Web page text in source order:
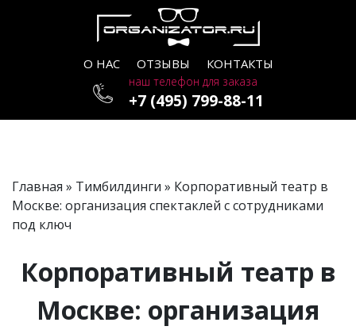
О НАС ОТЗЫВЫ КОНТАКТЫ
наш телефон для заказа
+7 (495) 799-88-11
Главная » Тимбилдинги » Корпоративный театр в
Москве: организация спектаклей с сотрудниками
под ключ
Корпоративный театр в
Москве: организация